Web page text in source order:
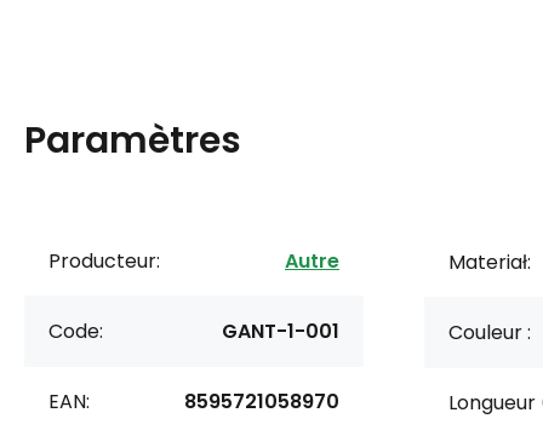
Paramètres
Producteur: Autre
Code: GANT-1-001
EAN: 8595721058970
Materiał:
Couleur :